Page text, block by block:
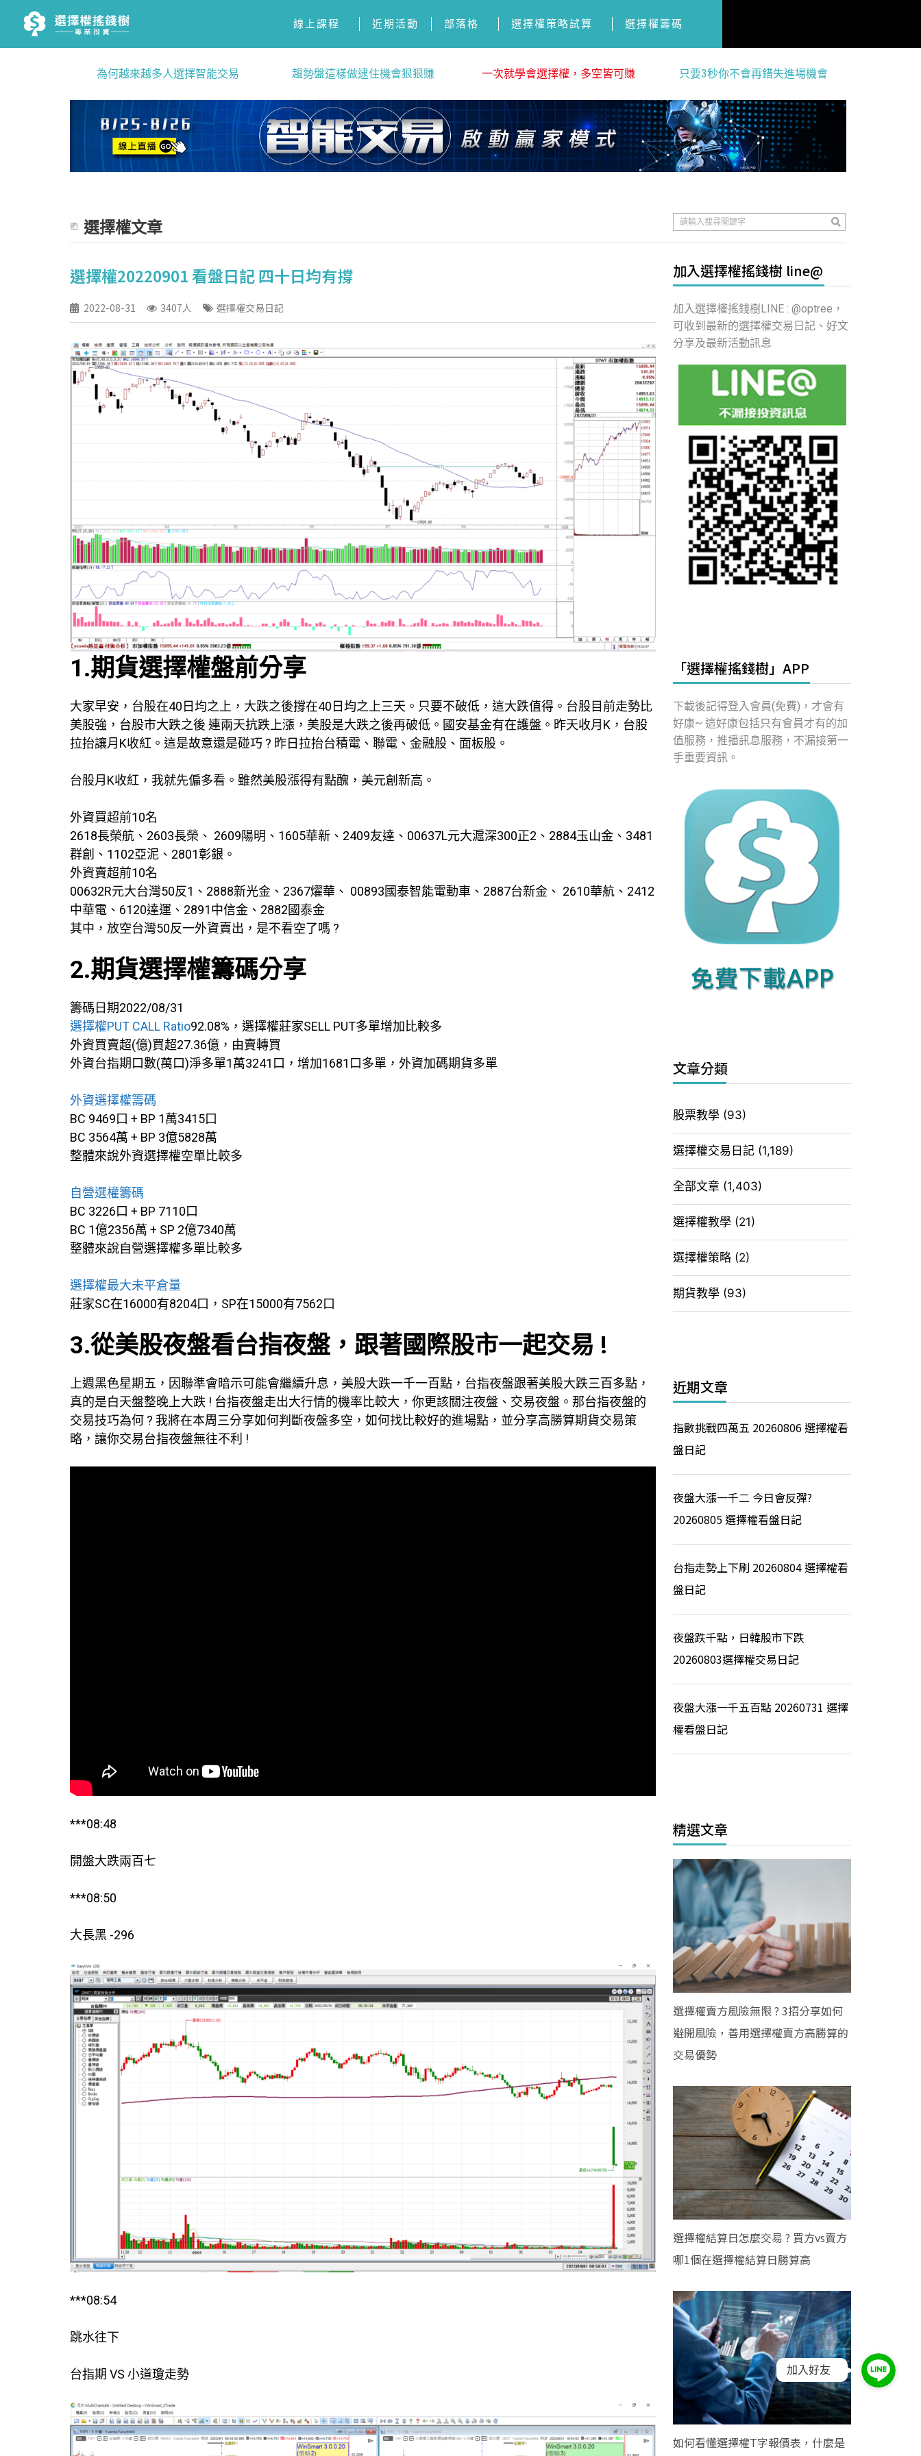
線上課程 近期活動 部落格 選擇權策略試算 選擇權籌碼
為何越來越多人選擇智能交易 趨勢盤這樣做逮住機會狠狠賺 一次就學會選擇權，多空皆可賺 只要3秒你不會再錯失進場機會
選擇權文章
選擇權20220901 看盤日記 四十日均有撐
2022-08-31 3407人 選擇權交易日記
1.期貨選擇權盤前分享
大家早安，台股在40日均之上，大跌之後撐在40日均之上三天。只要不破低，這大跌值得。台股目前走勢比
美股強，台股市大跌之後 連兩天抗跌上漲，美股是大跌之後再破低。國安基金有在護盤。昨天收月K，台股
拉抬讓月K收紅。這是故意還是碰巧 ? 昨日拉抬台積電、聯電、金融股、面板股。
台股月K收紅，我就先偏多看。雖然美股漲得有點醜，美元創新高。
外資買超前10名
2618長榮航、2603長榮、 2609陽明、1605華新、2409友達、00637L元大滬深300正2、2884玉山金、3481
群創、1102亞泥、2801彰銀。
外資賣超前10名
00632R元大台灣50反1、2888新光金、2367燿華、 00893國泰智能電動車、2887台新金、 2610華航、2412
中華電、6120達運、2891中信金、2882國泰金
其中，放空台灣50反一外資賣出，是不看空了嗎 ?
2.期貨選擇權籌碼分享
籌碼日期2022/08/31
選擇權PUT CALL Ratio92.08%，選擇權莊家SELL PUT多單增加比較多
外資買賣超(億)買超27.36億，由賣轉買
外資台指期口數(萬口)淨多單1萬3241口，增加1681口多單，外資加碼期貨多單
外資選擇權籌碼
BC 9469口 + BP 1萬3415口
BC 3564萬 + BP 3億5828萬
整體來說外資選擇權空單比較多
自營選權籌碼
BC 3226口 + BP 7110口
BC 1億2356萬 + SP 2億7340萬
整體來說自營選擇權多單比較多
選擇權最大未平倉量
莊家SC在16000有8204口，SP在15000有7562口
3.從美股夜盤看台指夜盤，跟著國際股市一起交易 !
上週黑色星期五，因聯準會暗示可能會繼續升息，美股大跌一千一百點，台指夜盤跟著美股大跌三百多點，
真的是白天盤整晚上大跌 ! 台指夜盤走出大行情的機率比較大，你更該關注夜盤、交易夜盤。那台指夜盤的
交易技巧為何 ? 我將在本周三分享如何判斷夜盤多空，如何找比較好的進場點，並分享高勝算期貨交易策
略，讓你交易台指夜盤無往不利 !
***08:48
開盤大跌兩百七
***08:50
大長黑 -296
***08:54
跳水往下
台指期 VS 小道瓊走勢
加入選擇權搖錢樹 line@
加入選擇權搖錢樹LINE : @optree，
可收到最新的選擇權交易日記、好文
分享及最新活動訊息
「選擇權搖錢樹」APP
下載後記得登入會員(免費)，才會有
好康~ 這好康包括只有會員才有的加
值服務，推播訊息服務，不漏接第一
手重要資訊。
文章分類
股票教學 (93)
選擇權交易日記 (1,189)
全部文章 (1,403)
選擇權教學 (21)
選擇權策略 (2)
期貨教學 (93)
近期文章
指數挑戰四萬五 20260806 選擇權看
盤日記
夜盤大漲一千二 今日會反彈?
20260805 選擇權看盤日記
台指走勢上下刷 20260804 選擇權看
盤日記
夜盤跌千點，日韓股市下跌
20260803選擇權交易日記
夜盤大漲一千五百點 20260731 選擇
權看盤日記
精選文章
選擇權賣方風險無限 ? 3招分享如何
避開風險，善用選擇權賣方高勝算的
交易優勢
選擇權結算日怎麼交易 ? 買方vs賣方
哪1個在選擇權結算日勝算高
如何看懂選擇權T字報價表，什麼是
加入好友